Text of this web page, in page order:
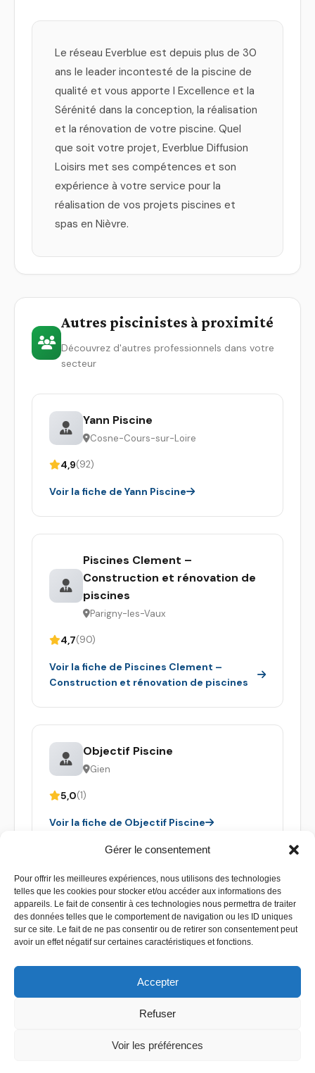
Gérer le consentement
Pour offrir les meilleures expériences, nous utilisons des technologies
telles que les cookies pour stocker et/ou accéder aux informations des
appareils. Le fait de consentir à ces technologies nous permettra de traiter
des données telles que le comportement de navigation ou les ID uniques
sur ce site. Le fait de ne pas consentir ou de retirer son consentement peut
avoir un effet négatif sur certaines caractéristiques et fonctions.
Accepter
Refuser
Voir les préférences
Le réseau Everblue est depuis plus de 30
ans le leader incontesté de la piscine de
qualité et vous apporte l Excellence et la
Sérénité dans la conception, la réalisation
et la rénovation de votre piscine. Quel
que soit votre projet, Everblue Diffusion
Loisirs met ses compétences et son
expérience à votre service pour la
réalisation de vos projets piscines et
spas en Nièvre.
Autres piscinistes à proximité
Découvrez d'autres professionnels dans votre
secteur
Yann Piscine
Cosne-Cours-sur-Loire
4,9(92)
Voir la fiche de Yann Piscine
Piscines Clement –
Construction et rénovation de
piscines
Parigny-les-Vaux
4,7(90)
Voir la fiche de Piscines Clement –
Construction et rénovation de piscines
Objectif Piscine
Gien
5,0(1)
Voir la fiche de Objectif Piscine